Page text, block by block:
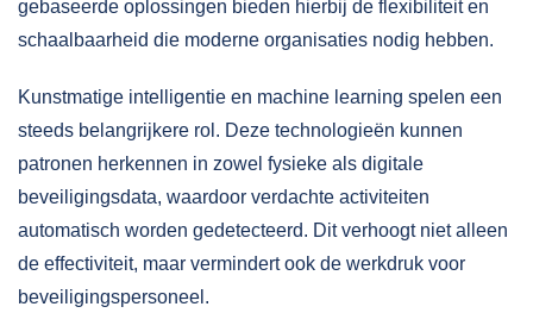
gebaseerde oplossingen bieden hierbij de flexibiliteit en
schaalbaarheid die moderne organisaties nodig hebben.
Kunstmatige intelligentie en machine learning spelen een
steeds belangrijkere rol. Deze technologieën kunnen
patronen herkennen in zowel fysieke als digitale
beveiligingsdata, waardoor verdachte activiteiten
automatisch worden gedetecteerd. Dit verhoogt niet alleen
de effectiviteit, maar vermindert ook de werkdruk voor
beveiligingspersoneel.